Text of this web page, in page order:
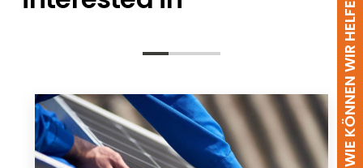
WIE KÖNNEN WIR HELFEN?